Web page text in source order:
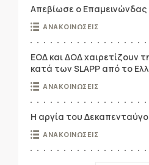
Απεβίωσε ο
ΑΝΑΚΟΙΝΩΣΕΙΣ
ΕΟΔ και ΔΟΔ χαιρετίζουν
κατά των SLAPP από το
ΑΝΑΚΟΙΝΩΣΕΙΣ
Η αργία του
ΑΝΑΚΟΙΝΩΣΕΙΣ